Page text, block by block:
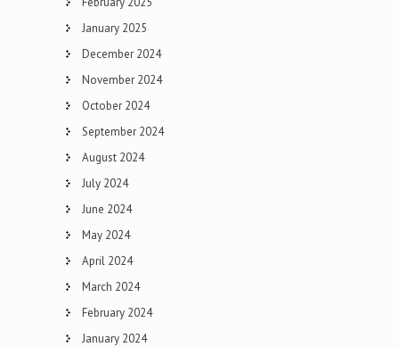
January 2025
December 2024
November 2024
October 2024
September 2024
August 2024
July 2024
June 2024
May 2024
April 2024
March 2024
February 2024
January 2024